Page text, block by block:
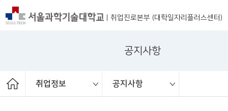
|취업진로본부 (대학일자리플러스센터)
공지사항
취업정보 공지사항
취업상담
프로그램
채용공고
취업정보
ST커리어멘토링
취업진로본부
공지사항
대외활동
청년정책
취업 서포터즈
보도자료